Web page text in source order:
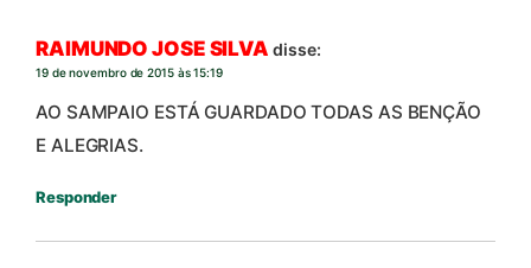
RAIMUNDO JOSE SILVA disse:
19 de novembro de 2015 às 15:19
AO SAMPAIO ESTÁ GUARDADO TODAS AS BENÇÃO
E ALEGRIAS.
Responder